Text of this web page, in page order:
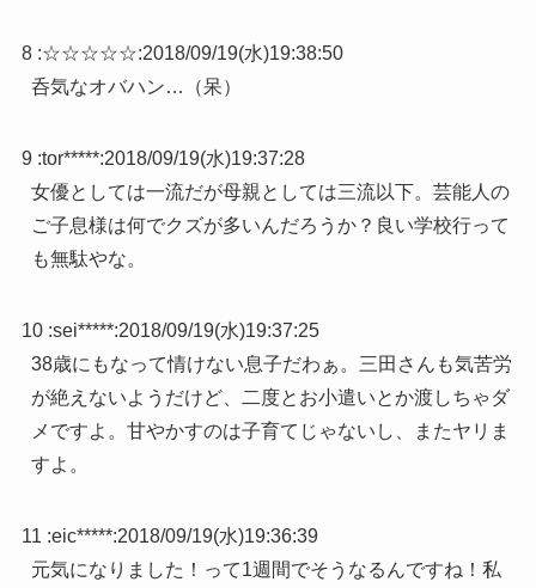
8 :☆☆☆☆☆:2018/09/19(水)19:38:50
呑気なオバハン…（呆）
9 :tor*****:2018/09/19(水)19:37:28
女優としては一流だが母親としては三流以下。芸能人の
ご子息様は何でクズが多いんだろうか？良い学校行って
も無駄やな。
10 :sei*****:2018/09/19(水)19:37:25
38歳にもなって情けない息子だわぁ。三田さんも気苦労
が絶えないようだけど、二度とお小遣いとか渡しちゃダ
メですよ。甘やかすのは子育てじゃないし、またヤリま
すよ。
11 :eic*****:2018/09/19(水)19:36:39
元気になりました！って1週間でそうなるんですね！私